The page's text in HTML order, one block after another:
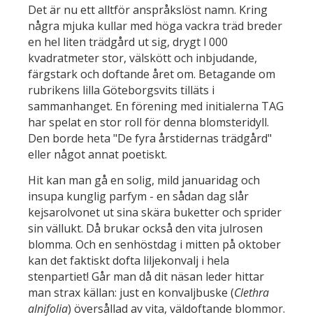
Det är nu ett alltför anspråkslöst namn. Kring
några mjuka kullar med höga vackra träd breder
en hel liten trädgård ut sig, drygt l 000
kvadratmeter stor, välskött och inbjudande,
färgstark och doftande året om. Betagande om
rubrikens lilla Göteborgsvits tilläts i
sammanhanget. En förening med initialerna TAG
har spelat en stor roll för denna blomsteridyll.
Den borde heta "De fyra årstidernas trädgård"
eller något annat poetiskt.
Hit kan man gå en solig, mild januaridag och
insupa kunglig parfym - en sådan dag slår
kejsarolvonet ut sina skära buketter och sprider
sin vällukt. Då brukar också den vita julrosen
blomma. Och en senhöstdag i mitten på oktober
kan det faktiskt dofta liljekonvalj i hela
stenpartiet! Går man då dit näsan leder hittar
man strax källan: just en konvaljbuske (Clethra
alnifolia) översållad av vita, väldoftande blommor.